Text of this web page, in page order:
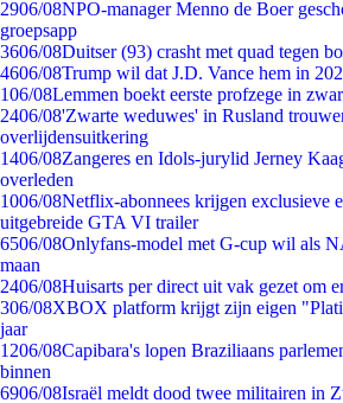
2906/08NPO-manager Menno de Boer
groepsapp
3606/08Duitser (93) crasht met quad tegen
4606/08Trump wil dat J.D. Vance hem in
106/08Lemmen boekt eerste profzege in
2406/08'Zwarte weduwes' in Rusland
overlijdensuitkering
1406/08Zangeres en Idols-jurylid Jerney
overleden
1006/08Netflix-abonnees krijgen exclusieve
uitgebreide GTA VI trailer
6506/08Onlyfans-model met G-cup wil als
maan
2406/08Huisarts per direct uit vak gezet om
306/08XBOX platform krijgt zijn eigen
jaar
1206/08Capibara's lopen Braziliaans
binnen
6906/08Israël meldt dood twee militairen in